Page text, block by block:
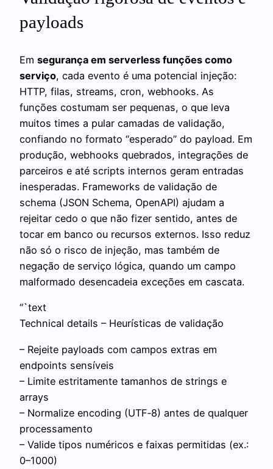
payloads
Em segurança em serverless funções como
serviço, cada evento é uma potencial injeção:
HTTP, filas, streams, cron, webhooks. As
funções costumam ser pequenas, o que leva
muitos times a pular camadas de validação,
confiando no formato “esperado” do payload. Em
produção, webhooks quebrados, integrações de
parceiros e até scripts internos geram entradas
inesperadas. Frameworks de validação de
schema (JSON Schema, OpenAPI) ajudam a
rejeitar cedo o que não fizer sentido, antes de
tocar em banco ou recursos externos. Isso reduz
não só o risco de injeção, mas também de
negação de serviço lógica, quando um campo
malformado desencadeia exceções em cascata.
“`text
Technical details – Heurísticas de validação
– Rejeite payloads com campos extras em
endpoints sensíveis
– Limite estritamente tamanhos de strings e
arrays
– Normalize encoding (UTF‑8) antes de qualquer
processamento
– Valide tipos numéricos e faixas permitidas (ex.:
0–1000)